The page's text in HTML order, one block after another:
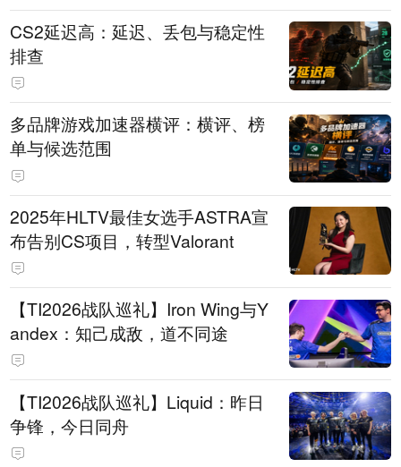
CS2延迟高：延迟、丢包与稳定性
排查
多品牌游戏加速器横评：横评、榜
单与候选范围
2025年HLTV最佳女选手ASTRA宣
布告别CS项目，转型Valorant
【TI2026战队巡礼】Iron Wing与Y
andex：知己成敌，道不同途
【TI2026战队巡礼】Liquid：昨日
争锋，今日同舟